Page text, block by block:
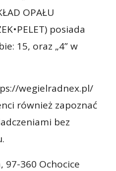
OPAŁU
posiada
15, oraz „4” w
wegielradnex.pl/
również zapoznać
bez
97-360 Ochocice